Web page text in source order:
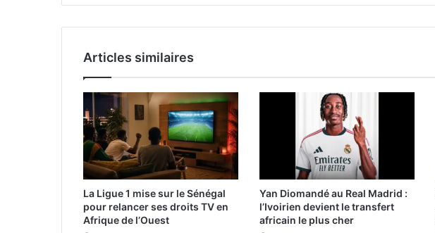
Articles similaires
La Ligue 1 mise sur le Sénégal
pour relancer ses droits TV en
Afrique de l’Ouest
Yan Diomandé au Real Madrid :
l’Ivoirien devient le transfert
africain le plus cher